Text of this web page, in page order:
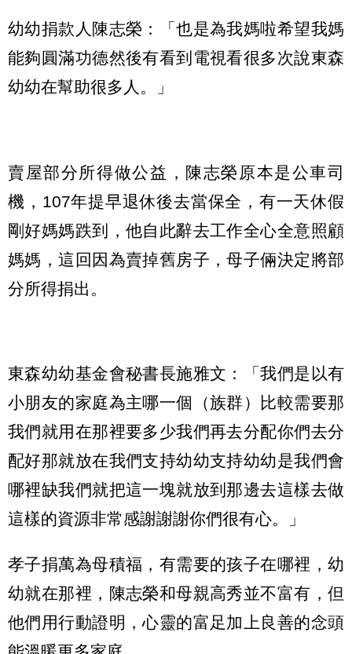
幼幼捐款人陳志榮：「也是為我媽啦希望我媽
能夠圓滿功德然後有看到電視看很多次說東森
幼幼在幫助很多人。」
賣屋部分所得做公益，陳志榮原本是公車司
機，107年提早退休後去當保全，有一天休假
剛好媽媽跌到，他自此辭去工作全心全意照顧
媽媽，這回因為賣掉舊房子，母子倆決定將部
分所得捐出。
東森幼幼基金會秘書長施雅文：「我們是以有
小朋友的家庭為主哪一個（族群）比較需要那
我們就用在那裡要多少我們再去分配你們去分
配好那就放在我們支持幼幼支持幼幼是我們會
哪裡缺我們就把這一塊就放到那邊去這樣去做
這樣的資源非常感謝謝謝你們很有心。」
孝子捐萬為母積福，有需要的孩子在哪裡，幼
幼就在那裡，陳志榮和母親高秀並不富有，但
他們用行動證明，心靈的富足加上良善的念頭